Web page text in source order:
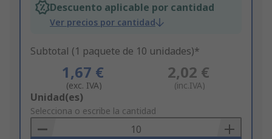
Descuento aplicable por cantidad
Ver precios por cantidad
Subtotal (1 paquete de 10 unidades)*
1,67 €
(exc. IVA)
2,02 €
(inc.IVA)
Add
to
Basket
Unidad(es)
Selecciona o escribe la cantidad